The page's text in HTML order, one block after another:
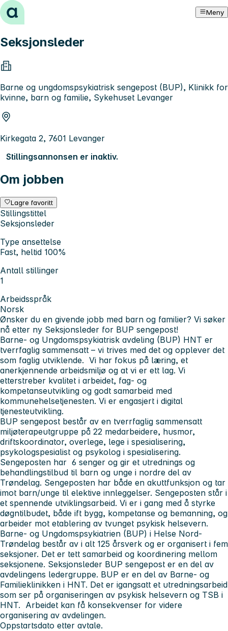
Hopp til innhold Meny
Seksjonsleder
Barne og ungdomspsykiatrisk sengepost (BUP), Klinikk for
kvinne, barn og familie, Sykehuset Levanger
Kirkegata 2, 7601 Levanger
Stillingsannonsen er inaktiv.
Om jobben
Lagre favoritt
Stillingstittel
Seksjonsleder
Type ansettelse
Fast, heltid 100%
Antall stillinger
1
Arbeidsspråk
Norsk
Ønsker du en givende jobb med barn og familier? Vi søker
nå etter ny Seksjonsleder for BUP sengepost!
Barne- og Ungdomspsykiatrisk avdeling (BUP) HNT er
tverrfaglig sammensatt – vi trives med det og opplever det
som faglig utviklende. Vi har fokus på læring, et
anerkjennende arbeidsmiljø og at vi er ett lag. Vi
etterstreber kvalitet i arbeidet, fag- og
kompetanseutvikling og godt samarbeid med
kommunehelsetjenesten. Vi er engasjert i digital
tjenesteutvikling.
BUP sengepost består av en tverrfaglig sammensatt
miljøterapeutgruppe på 22 medarbeidere, husmor,
driftskoordinator, overlege, lege i spesialisering,
psykologspesialist og psykolog i spesialisering.
Sengeposten har 6 senger og gir et utrednings og
behandlingstilbud til barn og unge i nordre del av
Trøndelag. Sengeposten har både en akuttfunksjon og tar
imot barn/unge til elektive innleggelser. Sengeposten står i
et spennende utviklingsarbeid. Vi er i gang med å styrke
døgntilbudet, både ift bygg, kompetanse og bemanning, og
arbeider mot etablering av tvunget psykisk helsevern.
Barne- og Ungdomspsykiatrien (BUP) i Helse Nord-
Trøndelag består av i alt 125 årsverk og er organisert i fem
seksjoner. Det er tett samarbeid og koordinering mellom
seksjonene. Seksjonsleder BUP sengepost er en del av
avdelingens ledergruppe. BUP er en del av Barne- og
Familieklinikken i HNT. Det er igangsatt et utredningsarbeid
som ser på organiseringen av psykisk helsevern og TSB i
HNT. Arbeidet kan få konsekvenser for videre
organisering av avdelingen.
Oppstartsdato etter avtale.